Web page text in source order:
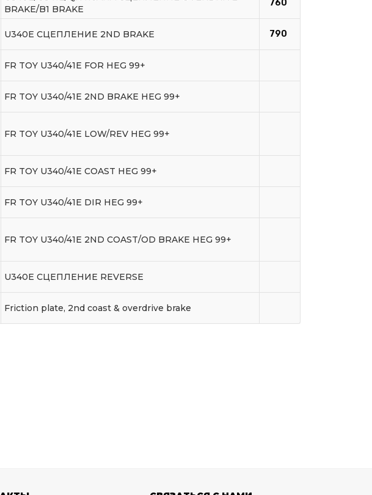
BRAKE/B1 BRAKE
760
U340E СЦЕПЛЕНИЕ 2ND BRAKE 790
FR TOY U340/41E FOR HEG 99+
FR TOY U340/41E 2ND BRAKE HEG 99+
FR TOY U340/41E LOW/REV HEG 99+
FR TOY U340/41E COAST HEG 99+
FR TOY U340/41E DIR HEG 99+
FR TOY U340/41E 2ND COAST/OD BRAKE HEG 99+
U340E СЦЕПЛЕНИЕ REVERSE
Friction plate, 2nd coast & overdrive brake